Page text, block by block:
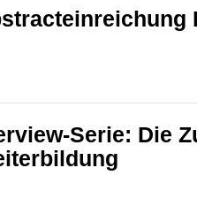
Serie: Die